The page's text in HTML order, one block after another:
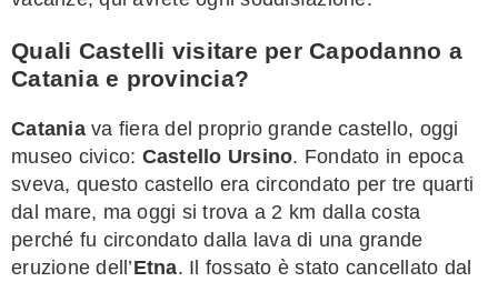
Quali Castelli visitare per Capodanno a
Catania e provincia?
Catania va fiera del proprio grande castello, oggi
museo civico: Castello Ursino. Fondato in epoca
sveva, questo castello era circondato per tre quarti
dal mare, ma oggi si trova a 2 km dalla costa
perché fu circondato dalla lava di una grande
eruzione dell’Etna. Il fossato è stato cancellato dal